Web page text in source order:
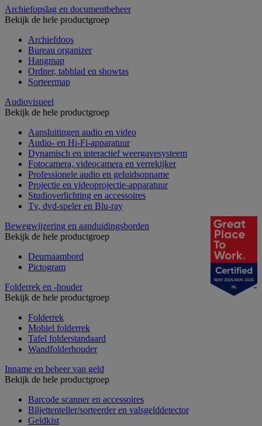
Archiefopslag en documentbeheer
Bekijk de hele productgroep
Archiefdoos
Bureau organizer
Hangmap
Ordner, tabblad en showtas
Sorteermap
Audiovisueel
Bekijk de hele productgroep
Aansluitingen audio en video
Audio- en Hi-Fi-apparatuur
Dynamisch en interactief weergavesysteem
Fotocamera, videocamera en verrekijker
Professionele audio en geluidsopname
Projectie en videoprojectie-apparatuur
Studioverlichting en accessoires
Tv, dvd-speler en Blu-ray
Bewegwijzering en aanduidingsborden
Bekijk de hele productgroep
Deurnaambord
Pictogram
Folderrek en -houder
Bekijk de hele productgroep
Folderrek
Mobiel folderrek
Tafel folderstandaard
Wandfolderhouder
Inname en beheer van geld
Bekijk de hele productgroep
Barcode scanner en accessoires
Biljettenteller/sorteerder en valsgelddetector
Geldkist
NOV 2025-NOV 2026
NL